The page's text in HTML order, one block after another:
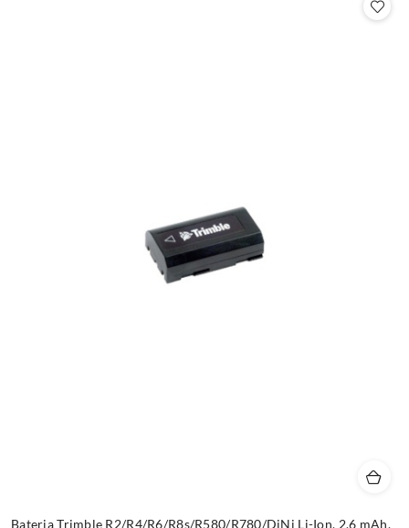
Bateria Trimble R2/R4/R6/R8s/R580/R780/DiNi Li-Ion, 2.6 mAh,